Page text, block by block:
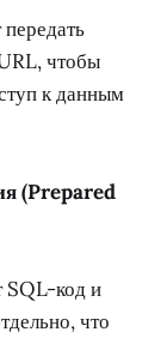
чтобы
к данным
(Prepared
SQL-код и
что